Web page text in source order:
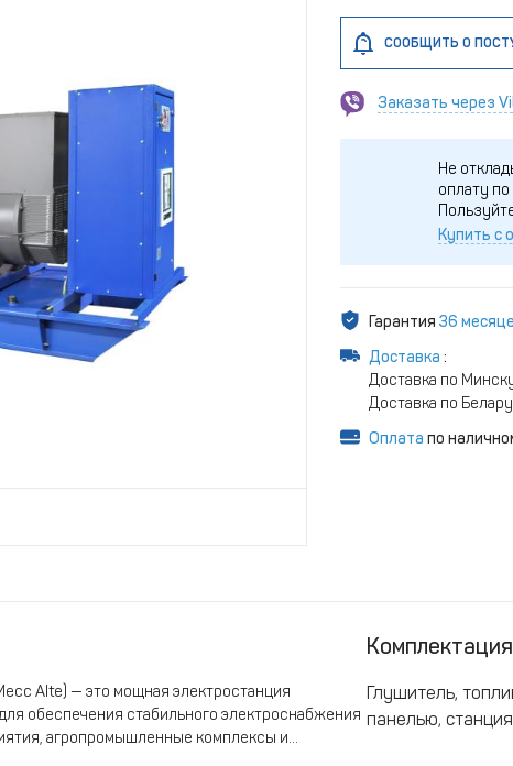
СООБЩИТЬ О
Заказать через
Не
оплату по
Купить с
Гарантия 36
Доставка :
Доставка по
Доставка по
Оплата по
Alte) — это мощная электростанция
обеспечения стабильного электроснабжения
агропромышленные комплексы и
Комплектация
Глушитель,
панелью,